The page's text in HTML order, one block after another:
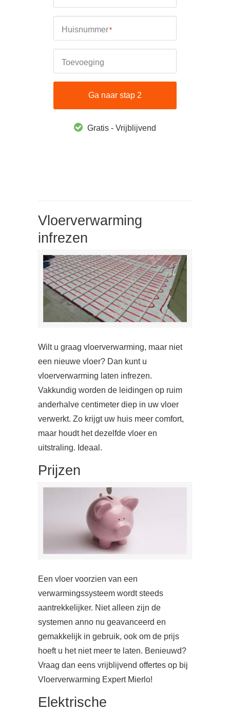
Huisnummer*
Toevoeging
Ga naar stap 2
Gratis - Vrijblijvend
Vloerverwarming
infrezen
Wilt u graag vloerverwarming, maar niet
een nieuwe vloer? Dan kunt u
vloerverwarming laten infrezen.
Vakkundig worden de leidingen op ruim
anderhalve centimeter diep in uw vloer
verwerkt. Zo krijgt uw huis meer comfort,
maar houdt het dezelfde vloer en
uitstraling. Ideaal.
Prijzen
Een vloer voorzien van een
verwarmingssysteem wordt steeds
aantrekkelijker. Niet alleen zijn de
systemen anno nu geavanceerd en
gemakkelijk in gebruik, ook om de prijs
hoeft u het niet meer te laten. Benieuwd?
Vraag dan eens vrijblijvend offertes op bij
Vloerverwarming Expert Mierlo!
Elektrische